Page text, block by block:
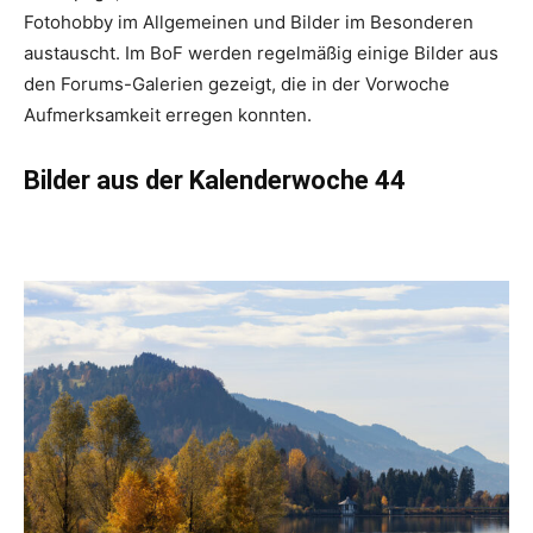
Fotohobby im Allgemeinen und Bilder im Besonderen
austauscht. Im BoF werden regelmäßig einige Bilder aus
den Forums-Galerien gezeigt, die in der Vorwoche
Aufmerksamkeit erregen konnten.
Bilder aus der Kalenderwoche 44